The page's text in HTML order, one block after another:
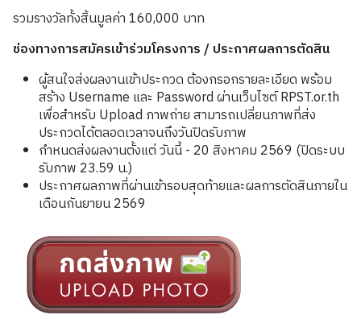
รวมรางวัลทั้งสิ้นมูลค่า 160,000 บาท
ช่องทางการสมัครเข้าร่วมโครงการ / ประกาศผลการตัดสิน
ผู้สนใจส่งผลงานเข้าประกวด ต้องกรอกรายละเอียด พร้อม
สร้าง Username และ Password ผ่านเว็บไซต์ RPST.or.th
เพื่อสำหรับ Upload ภาพถ่าย สามารถเปลี่ยนภาพที่ส่ง
ประกวดได้ตลอดเวลาจนถึงวันปิดรับภาพ
กำหนดส่งผลงานตั้งแต่ วันนี้ - 20 สิงหาคม 2569 (ปิดระบบ
รับภาพ 23.59 น.)
ประกาศผลภาพที่ผ่านเข้ารอบสุดท้ายและผลการตัดสินภายใน
เดือนกันยายน 2569